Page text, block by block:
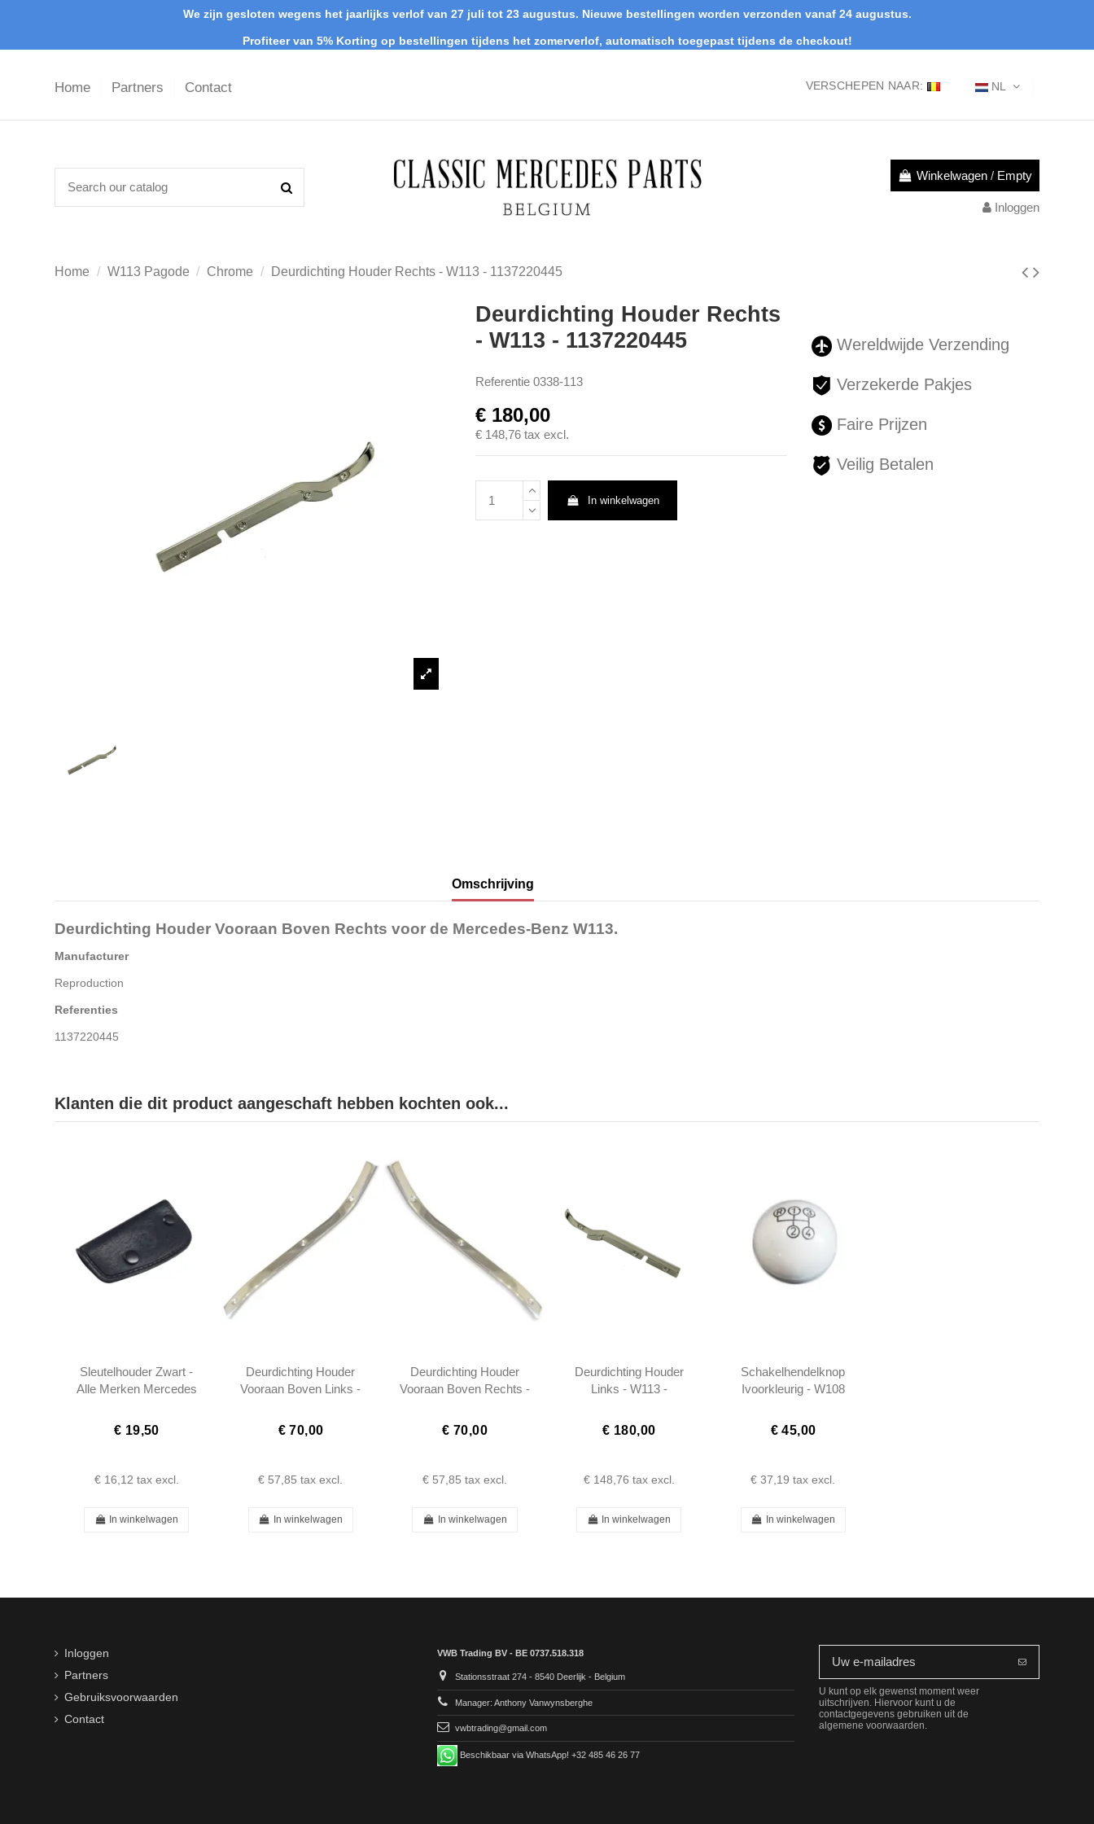
We zijn gesloten wegens het jaarlijks verlof van 27 juli tot 23 augustus. Nieuwe bestellingen worden verzonden vanaf 24 augustus.
Profiteer van 5% Korting op bestellingen tijdens het zomerverlof, automatisch toegepast tijdens de checkout!
Home Partners Contact NL
VERSCHEPEN NAAR:
Winkelwagen / Empty
Inloggen
Home W113 Pagode Chrome Deurdichting Houder Rechts - W113 - 1137220445
Deurdichting Houder Rechts
- W113 - 1137220445
Referentie 0338-113
€ 180,00
€ 148,76 tax excl.
In winkelwagen
Wereldwijde Verzending
Verzekerde Pakjes
Faire Prijzen
Veilig Betalen
Omschrijving
Deurdichting Houder Vooraan Boven Rechts voor de Mercedes-Benz W113.
Manufacturer
Reproduction
Referenties
1137220445
Klanten die dit product aangeschaft hebben kochten ook...
Sleutelhouder Zwart -
Alle Merken Mercedes
€ 19,50
€ 16,12 tax excl.
In winkelwagen
Deurdichting Houder
Vooraan Boven Links -
€ 70,00
€ 57,85 tax excl.
In winkelwagen
Deurdichting Houder
Vooraan Boven Rechts -
€ 70,00
€ 57,85 tax excl.
In winkelwagen
Deurdichting Houder
Links - W113 -
€ 180,00
€ 148,76 tax excl.
In winkelwagen
Schakelhendelknop
Ivoorkleurig - W108
1112680942
€ 45,00
€ 37,19 tax excl.
In winkelwagen
Inloggen
Partners
Gebruiksvoorwaarden
Contact
VWB Trading BV - BE 0737.518.318
Stationsstraat 274 - 8540 Deerlijk - Belgium
Manager: Anthony Vanwynsberghe
vwbtrading@gmail.com
Beschikbaar via WhatsApp! +32 485 46 26 77
U kunt op elk gewenst moment weer
uitschrijven. Hiervoor kunt u de
contactgegevens gebruiken uit de
algemene voorwaarden.